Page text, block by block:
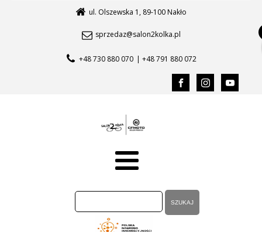
ul. Olszewska 1, 89-100 Nakło
sprzedaz@salon2kolka.pl
+48 730 880 070 | +48 791 880 072